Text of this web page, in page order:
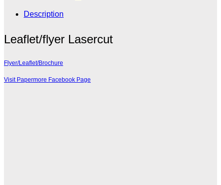
Description
Leaflet/flyer Lasercut
Flyer/Leaflet/Brochure
Visit Papermore Facebook Page